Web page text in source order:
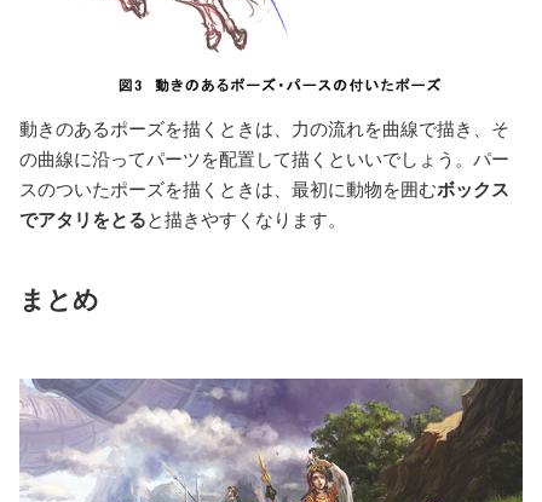
動きのあるポーズを描くときは、力の流れを曲線で描き、そ
の曲線に沿ってパーツを配置して描くといいでしょう。パー
スのついたポーズを描くときは、最初に動物を囲むボックス
でアタリをとると描きやすくなります。
まとめ